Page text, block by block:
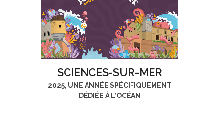
SCIENCES-SUR-MER
2025, UNE ANNÉE SPÉCIFIQUEMENT
DÉDIÉE À L’OCÉAN